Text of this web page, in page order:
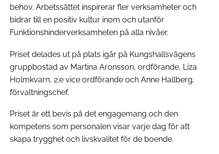
behov. Arbetssättet inspirerar fler verksamheter och
bidrar till en positiv kultur inom och utanför
Funktionshinderverksamheten på alla nivåer.
Priset delades ut på plats igår på Kungshallsvägens
gruppbostad av Martina Aronsson, ordförande, Liza
Holmkvarn, 2:e vice ordförande och Anne Hallberg,
förvaltningschef.
Priset är ett bevis på det engagemang och den
kompetens som personalen visar varje dag för att
skapa trygghet och livskvalitet för de boende.